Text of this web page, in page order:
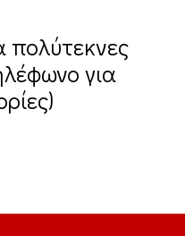
πολύτεκνες
για